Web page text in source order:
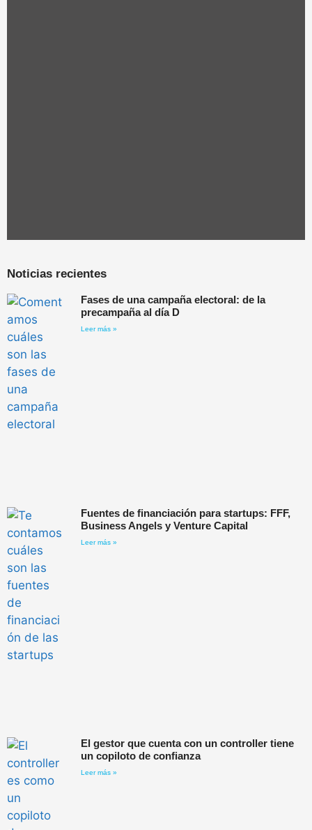
Noticias recientes
Fases de una campaña electoral: de la
precampaña al día D
Leer más »
Fuentes de financiación para startups: FFF,
Business Angels y Venture Capital
Leer más »
El gestor que cuenta con un controller tiene
un copiloto de confianza
Leer más »